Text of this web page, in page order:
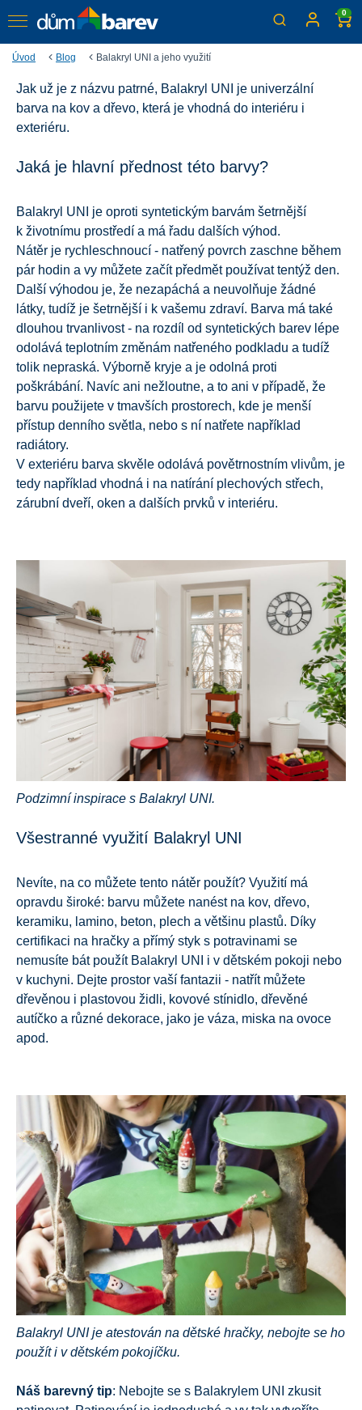
0
Úvod Blog Balakryl UNI a jeho využití
Balakryl UNI a jeho využití
Jak už je z názvu patrné, Balakryl UNI je univerzální
Jak už je z názvu patrné, Balakryl UNI je univerzální
barva na kov a dřevo, která je vhodná do interiéru i
exteriéru.
Jaká je hlavní přednost této barvy?
Balakryl UNI je oproti syntetickým barvám šetrnější
k životnímu prostředí a má řadu dalších výhod.
Nátěr je rychleschnoucí - natřený povrch zaschne během
pár hodin a vy můžete začít předmět používat tentýž den.
Další výhodou je, že nezapáchá a neuvolňuje žádné
látky, tudíž je šetrnější i k vašemu zdraví. Barva má také
dlouhou trvanlivost - na rozdíl od syntetických barev lépe
odolává teplotním změnám natřeného podkladu a tudíž
tolik nepraská. Výborně kryje a je odolná proti
poškrábání. Navíc ani nežloutne, a to ani v případě, že
barvu použijete v tmavších prostorech, kde je menší
přístup denního světla, nebo s ní natřete například
radiátory.
V exteriéru barva skvěle odolává povětrnostním vlivům, je
tedy například vhodná i na natírání plechových střech,
zárubní dveří, oken a dalších prvků v interiéru.
Podzimní inspirace s Balakryl UNI.
Všestranné využití Balakryl UNI
Nevíte, na co můžete tento nátěr použít? Využití má
opravdu široké: barvu můžete nanést na kov, dřevo,
keramiku, lamino, beton, plech a většinu plastů. Díky
certifikaci na hračky a přímý styk s potravinami se
nemusíte bát použít Balakryl UNI i v dětském pokoji nebo
v kuchyni. Dejte prostor vaší fantazii - natřít můžete
dřevěnou i plastovou židli, kovové stínidlo, dřevěné
autíčko a různé dekorace, jako je váza, miska na ovoce
apod.
Balakryl UNI je atestován na dětské hračky, nebojte se ho
použít i v dětském pokojíčku.
Náš barevný tip: Nebojte se s Balakrylem UNI zkusit